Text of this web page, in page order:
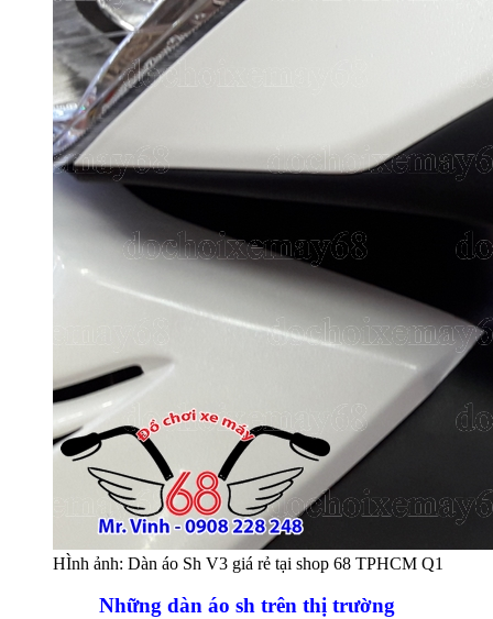
HÌnh ảnh: Dàn áo Sh V3 giá rẻ tại shop 68 TPHCM Q1
Những dàn áo sh trên thị trường